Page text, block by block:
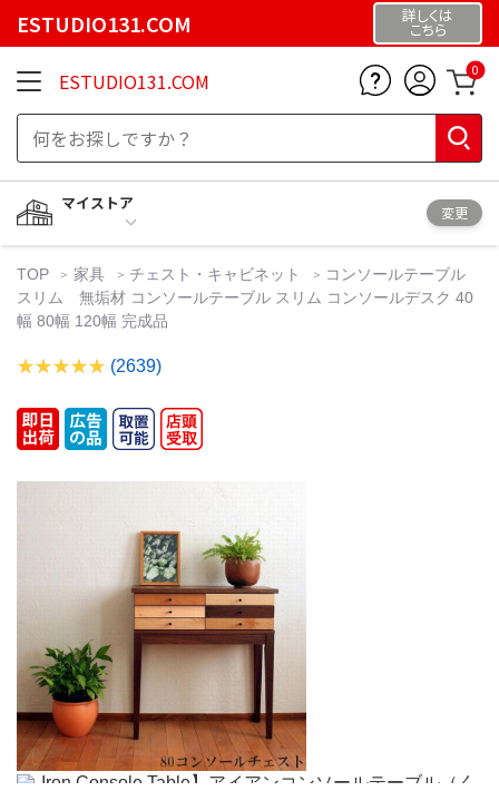
ESTUDIO131.COM 詳しくは
こちら
ESTUDIO131.COM 0
マイストア
変更
TOP 家具 チェスト・キャビネット
コンソールテーブル
スリム 無垢材 コンソールテーブル スリム コンソールデスク 40
幅 80幅 120幅 完成品
(2639)